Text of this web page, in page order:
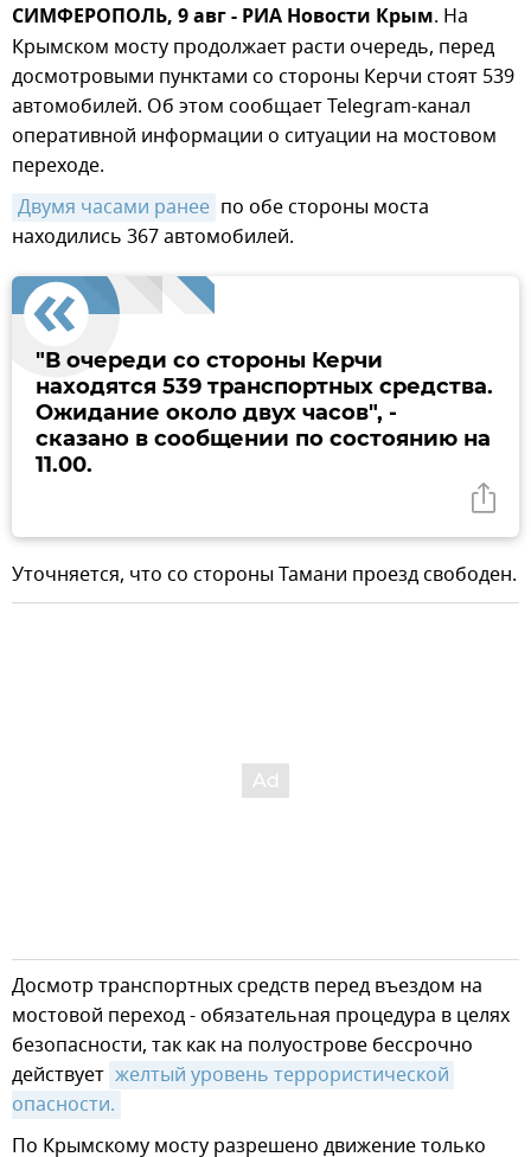
СИМФЕРОПОЛЬ, 9 авг - РИА Новости Крым. На
Крымском мосту продолжает расти очередь, перед
досмотровыми пунктами со стороны Керчи стоят 539
автомобилей. Об этом сообщает Telegram-канал
оперативной информации о ситуации на мостовом
переходе.
Двумя часами ранее по обе стороны моста
находились 367 автомобилей.
"В очереди со стороны Керчи
находятся 539 транспортных средства.
Ожидание около двух часов", -
сказано в сообщении по состоянию на
11.00.
Уточняется, что со стороны Тамани проезд свободен.
Досмотр транспортных средств перед въездом на
мостовой переход - обязательная процедура в целях
безопасности, так как на полуострове бессрочно
действует желтый уровень террористической
опасности.
По Крымскому мосту разрешено движение только